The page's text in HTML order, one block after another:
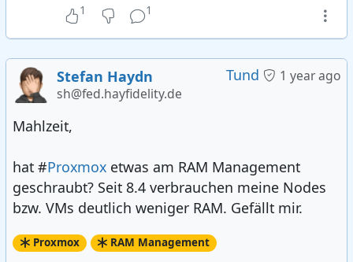
1 1
Tund 1 year ago
Stefan Haydn
sh@fed.hayfidelity.de
Mahlzeit,
hat #Proxmox etwas am RAM Management
geschraubt? Seit 8.4 verbrauchen meine Nodes
bzw. VMs deutlich weniger RAM. Gefällt mir.
Proxmox RAM Management